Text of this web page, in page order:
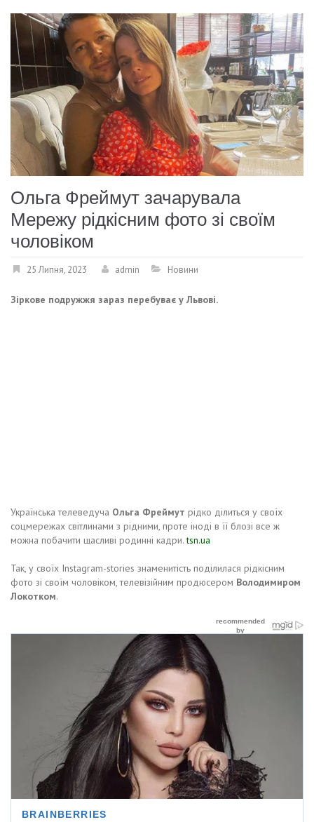
Ольга Фреймут зачарувала
Мережу рідкісним фото зі своїм
чоловіком
25 Липня, 2023 admin Новини
Зіркове подружжя зараз перебуває у Львові.
Українська телеведуча Ольга Фреймут рідко ділиться у своїх
соцмережах світлинами з рідними, проте іноді в її блозі все ж
можна побачити щасливі родинні кадри.tsn.ua
Так, у своїх Instagram-stories знаменитість поділилася рідкісним
фото зі своїм чоловіком, телевізійним продюсером Володимиром
Локотком.